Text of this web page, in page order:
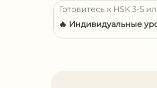
Готовитесь к HSK 3-5
🔥 Индивидуальные